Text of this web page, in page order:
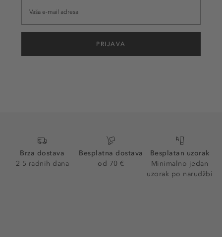
PRIJAVA
Brza dostava
2-5 radnih dana
Besplatna dostava
od 70 €
Besplatan uzorak
Minimalno jedan
uzorak po narudžbi